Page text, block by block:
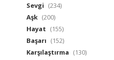
Sevgi (234)
Aşk (200)
Hayat (155)
Başarı (152)
Karşılaştırma (130)